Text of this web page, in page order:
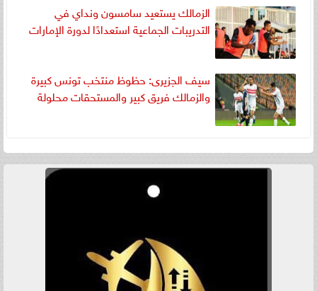
الزمالك يستعيد سامسون ونداي في
التدريبات الجماعية استعدادًا لدورة الإمارات
سيف الجزيرى: حظوظ منتخب تونس كبيرة
والزمالك فريق كبير والمستحقات محلولة